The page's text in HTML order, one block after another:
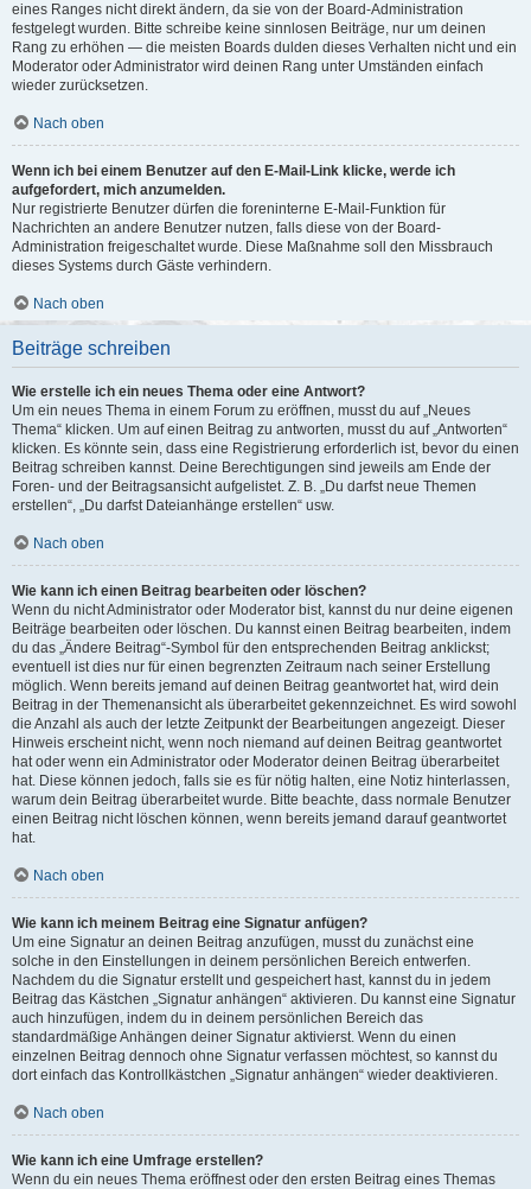
eines Ranges nicht direkt ändern, da sie von der Board-Administration
festgelegt wurden. Bitte schreibe keine sinnlosen Beiträge, nur um deinen
Rang zu erhöhen — die meisten Boards dulden dieses Verhalten nicht und ein
Moderator oder Administrator wird deinen Rang unter Umständen einfach
wieder zurücksetzen.
Nach oben
Wenn ich bei einem Benutzer auf den E-Mail-Link klicke, werde ich
aufgefordert, mich anzumelden.
Nur registrierte Benutzer dürfen die foreninterne E-Mail-Funktion für
Nachrichten an andere Benutzer nutzen, falls diese von der Board-
Administration freigeschaltet wurde. Diese Maßnahme soll den Missbrauch
dieses Systems durch Gäste verhindern.
Nach oben
Beiträge schreiben
Wie erstelle ich ein neues Thema oder eine Antwort?
Um ein neues Thema in einem Forum zu eröffnen, musst du auf „Neues
Thema“ klicken. Um auf einen Beitrag zu antworten, musst du auf „Antworten“
klicken. Es könnte sein, dass eine Registrierung erforderlich ist, bevor du einen
Beitrag schreiben kannst. Deine Berechtigungen sind jeweils am Ende der
Foren- und der Beitragsansicht aufgelistet. Z. B. „Du darfst neue Themen
erstellen“, „Du darfst Dateianhänge erstellen“ usw.
Nach oben
Wie kann ich einen Beitrag bearbeiten oder löschen?
Wenn du nicht Administrator oder Moderator bist, kannst du nur deine eigenen
Beiträge bearbeiten oder löschen. Du kannst einen Beitrag bearbeiten, indem
du das „Ändere Beitrag“-Symbol für den entsprechenden Beitrag anklickst;
eventuell ist dies nur für einen begrenzten Zeitraum nach seiner Erstellung
möglich. Wenn bereits jemand auf deinen Beitrag geantwortet hat, wird dein
Beitrag in der Themenansicht als überarbeitet gekennzeichnet. Es wird sowohl
die Anzahl als auch der letzte Zeitpunkt der Bearbeitungen angezeigt. Dieser
Hinweis erscheint nicht, wenn noch niemand auf deinen Beitrag geantwortet
hat oder wenn ein Administrator oder Moderator deinen Beitrag überarbeitet
hat. Diese können jedoch, falls sie es für nötig halten, eine Notiz hinterlassen,
warum dein Beitrag überarbeitet wurde. Bitte beachte, dass normale Benutzer
einen Beitrag nicht löschen können, wenn bereits jemand darauf geantwortet
hat.
Nach oben
Wie kann ich meinem Beitrag eine Signatur anfügen?
Um eine Signatur an deinen Beitrag anzufügen, musst du zunächst eine
solche in den Einstellungen in deinem persönlichen Bereich entwerfen.
Nachdem du die Signatur erstellt und gespeichert hast, kannst du in jedem
Beitrag das Kästchen „Signatur anhängen“ aktivieren. Du kannst eine Signatur
auch hinzufügen, indem du in deinem persönlichen Bereich das
standardmäßige Anhängen deiner Signatur aktivierst. Wenn du einen
einzelnen Beitrag dennoch ohne Signatur verfassen möchtest, so kannst du
dort einfach das Kontrollkästchen „Signatur anhängen“ wieder deaktivieren.
Nach oben
Wie kann ich eine Umfrage erstellen?
Wenn du ein neues Thema eröffnest oder den ersten Beitrag eines Themas